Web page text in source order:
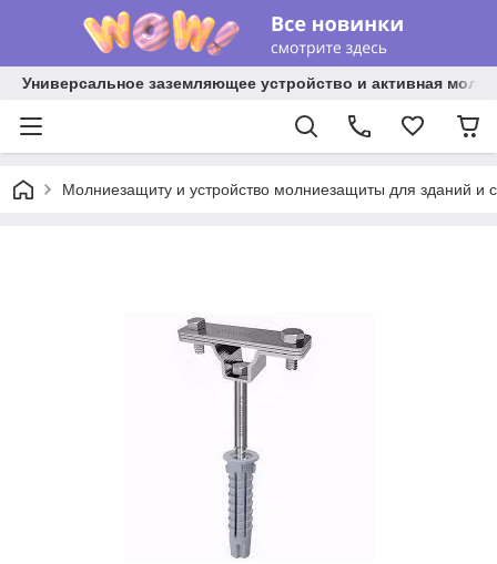
Универсальное заземляющее устройство и активная
Молниезащиту и устройство молниезащиты для зданий и